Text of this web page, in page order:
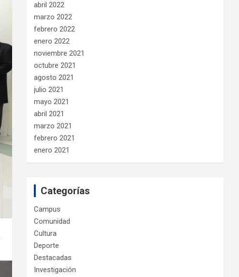
abril 2022
marzo 2022
febrero 2022
enero 2022
noviembre 2021
octubre 2021
agosto 2021
julio 2021
mayo 2021
abril 2021
marzo 2021
febrero 2021
enero 2021
Categorías
Campus
Comunidad
Cultura
Deporte
Destacadas
Investigación